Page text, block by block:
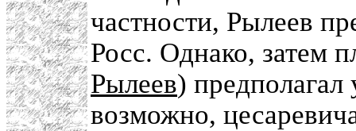
частности, Рылеев
Росс. Однако, затем
Рылеев)
возможно,